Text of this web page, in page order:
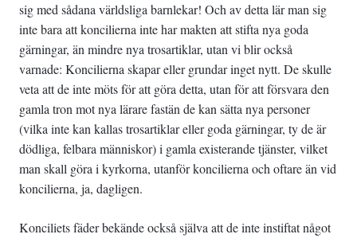
sig med sådana världsliga barnlekar! Och av detta lär man sig
inte bara att koncilierna inte har makten att stifta nya goda
gärningar, än mindre nya trosartiklar, utan vi blir också
varnade: Koncilierna skapar eller grundar inget nytt. De skulle
veta att de inte möts för att göra detta, utan för att försvara den
gamla tron mot nya lärare fastän de kan sätta nya personer
(vilka inte kan kallas trosartiklar eller goda gärningar, ty de är
dödliga, felbara människor) i gamla existerande tjänster, vilket
man skall göra i kyrkorna, utanför koncilierna och oftare än vid
koncilierna, ja, dagligen.
Konciliets fäder bekände också själva att de inte instiftat något